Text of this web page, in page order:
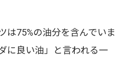
は75%の油分を含んでいま
に良い油」と言われる一